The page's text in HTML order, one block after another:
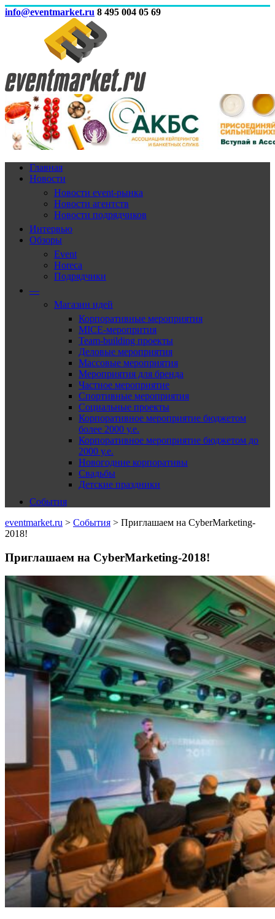
info@eventmarket.ru 8 495 004 05 69
Главная
Новости
Новости event-рынка
Новости агентств
Новости подрядчиков
Интервью
Обзоры
Event
Horeca
Подрядчики
—
Магазин идей
Корпоративные мероприятия
MICE-меропрития
Team-building проекты
Деловые мероприятия
Массовые мероприятия
Мероприятия для бренда
Частное мероприятие
Спортивные мероприятия
Социальные проекты
Корпоративное мероприятие бюджетом
более 2000 у.е.
Корпоративное мероприятие бюджетом до
2000 у.е.
Новогодние корпоративы
Свадьбы
Детские праздники
События
eventmarket.ru > События > Приглашаем на CyberMarketing-
2018!
Приглашаем на CyberMarketing-2018!